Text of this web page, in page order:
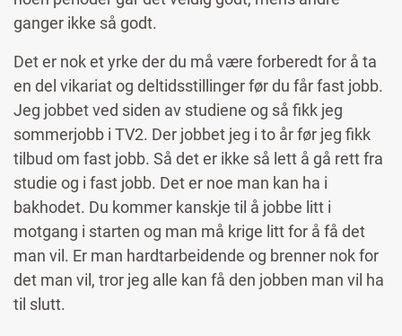
ganger ikke så godt.
Det er nok et yrke der du må være forberedt for å ta
en del vikariat og deltidsstillinger før du får fast jobb.
Jeg jobbet ved siden av studiene og så fikk jeg
sommerjobb i TV2. Der jobbet jeg i to år før jeg fikk
tilbud om fast jobb. Så det er ikke så lett å gå rett fra
studie og i fast jobb. Det er noe man kan ha i
bakhodet. Du kommer kanskje til å jobbe litt i
motgang i starten og man må krige litt for å få det
man vil. Er man hardtarbeidende og brenner nok for
det man vil, tror jeg alle kan få den jobben man vil ha
til slutt.